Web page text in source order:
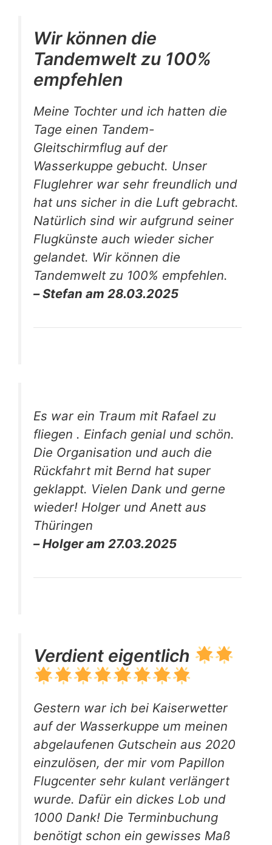
Wir können die
Tandemwelt zu 100%
empfehlen
Meine Tochter und ich hatten die
Tage einen Tandem-
Gleitschirmflug auf der
Wasserkuppe gebucht. Unser
Fluglehrer war sehr freundlich und
hat uns sicher in die Luft gebracht.
Natürlich sind wir aufgrund seiner
Flugkünste auch wieder sicher
gelandet. Wir können die
Tandemwelt zu 100% empfehlen.
– Stefan am 28.03.2025
Es war ein Traum mit Rafael zu
fliegen . Einfach genial und schön.
Die Organisation und auch die
Rückfahrt mit Bernd hat super
geklappt. Vielen Dank und gerne
wieder! Holger und Anett aus
Thüringen
– Holger am 27.03.2025
Verdient eigentlich
Gestern war ich bei Kaiserwetter
auf der Wasserkuppe um meinen
abgelaufenen Gutschein aus 2020
einzulösen, der mir vom Papillon
Flugcenter sehr kulant verlängert
wurde. Dafür ein dickes Lob und
1000 Dank! Die Terminbuchung
benötigt schon ein gewisses Maß